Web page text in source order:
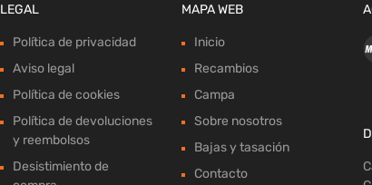
LEGAL
Política de privacidad
Aviso legal
Política de cookies
Política de devoluciones
y reembolsos
Desistimiento de
MAPA WEB
Inicio
Recambios
Campa
Sobre nosotros
Bajas y tasación
Contacto